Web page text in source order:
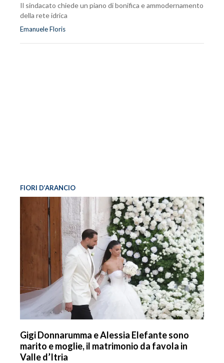
Il sindacato chiede un piano di bonifica e ammodernamento
della rete idrica
Emanuele Floris
FIORI D’ARANCIO
Gigi Donnarumma e Alessia Elefante sono
marito e moglie, il matrimonio da favola in
Valle d’Itria